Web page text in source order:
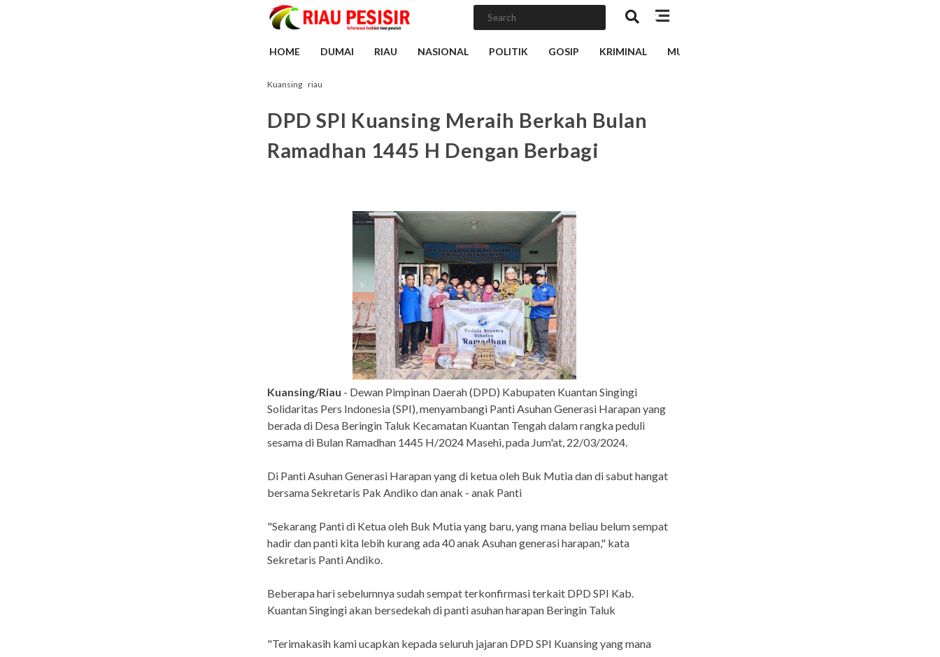
HOME DUMAI RIAU NASIONAL POLITIK GOSIP KRIMINAL MUSIK
Kuansing riau
DPD SPI Kuansing Meraih Berkah Bulan
Ramadhan 1445 H Dengan Berbagi
Kuansing/Riau - Dewan Pimpinan Daerah (DPD) Kabupaten Kuantan Singingi
Solidaritas Pers Indonesia (SPI), menyambangi Panti Asuhan Generasi Harapan yang
berada di Desa Beringin Taluk Kecamatan Kuantan Tengah dalam rangka peduli
sesama di Bulan Ramadhan 1445 H/2024 Masehi, pada Jum'at, 22/03/2024.
Di Panti Asuhan Generasi Harapan yang di ketua oleh Buk Mutia dan di sabut hangat
bersama Sekretaris Pak Andiko dan anak - anak Panti
"Sekarang Panti di Ketua oleh Buk Mutia yang baru, yang mana beliau belum sempat
hadir dan panti kita lebih kurang ada 40 anak Asuhan generasi harapan," kata
Sekretaris Panti Andiko.
Beberapa hari sebelumnya sudah sempat terkonfirmasi terkait DPD SPI Kab.
Kuantan Singingi akan bersedekah di panti asuhan harapan Beringin Taluk
"Terimakasih kami ucapkan kepada seluruh jajaran DPD SPI Kuansing yang mana